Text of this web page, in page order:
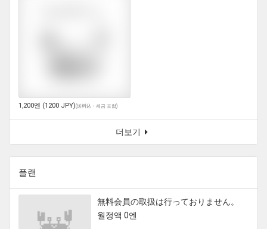
1,200엔 (1200 JPY)(送料込・세금 포함)
더보기
플랜
無料会員の取扱は行っておりません。
월정액 0엔